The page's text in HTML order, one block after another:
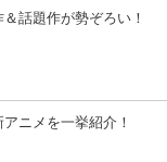
話題作が勢ぞろい！
ニメを一挙紹介！